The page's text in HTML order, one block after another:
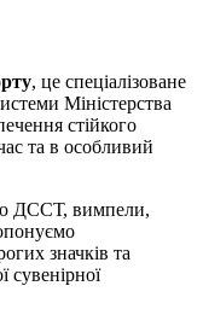
, це спеціалізоване
Міністерства
стійкого
та в особливий
ДССТ, вимпели,
значків та
сувенірної